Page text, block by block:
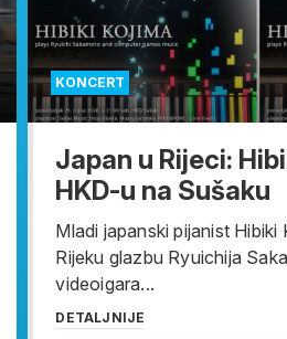
KONCERT
Japan u Rijeci:
HKD-u na Sušaku
Mladi japanski pijanist Hibiki
Rijeku glazbu Ryuichija
videoigara...
DETALJNIJE